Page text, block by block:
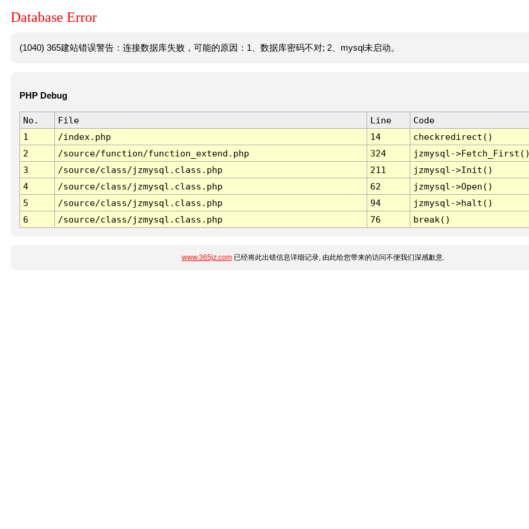
Database Error
(1040) 365建站错误警告：连接数据库失败，可能的原因：1、数据库密码不对; 2、mysql未启动。
PHP Debug
No. File Line
Code
1
/index.php 14
checkredirect()
2
/source/function/function_extend.php 324
jzmysql-
3
/source/class/jzmysql.class.php 211
jzmysql->Init()
4
/source/class/jzmysql.class.php 62
jzmysql->Open()
5
/source/class/jzmysql.class.php 94
jzmysql->halt()
6
/source/class/jzmysql.class.php 76 break()
www.365jz.com已经将此出错信息详细记录, 由此给您带来的访问不便我们深感歉意.